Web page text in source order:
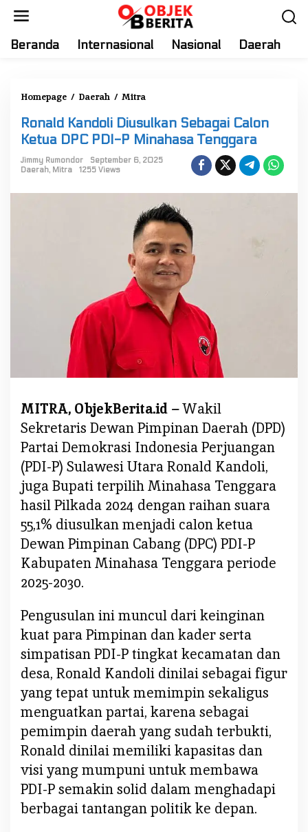
Beranda Internasional Nasional Daerah
Homepage / Daerah / Mitra
n
a
l
K
a
n
d
o
l
i
D
i
u
a
n
S
e
a
g
a
i
n
K
e
t
a
D
P
C
D
I
-
Ronald Kandoli Diusulkan Sebagai Calon
Ketua DPC PDI-P Minahasa Tenggara
Jimmy Rumondor
September 6, 2025
Daerah, Mitra 1255 Views
MITRA, ObjekBerita.id –Wakil
Sekretaris Dewan Pimpinan Daerah (DPD)
Partai Demokrasi Indonesia Perjuangan
(PDI-P) Sulawesi Utara Ronald Kandoli,
juga Bupati terpilih Minahasa Tenggara
hasil Pilkada 2024 dengan raihan suara
55,1% diusulkan menjadi calon ketua
Dewan Pimpinan Cabang (DPC) PDI-P
Kabupaten Minahasa Tenggara periode
2025-2030.
Pengusulan ini muncul dari keinginan
kuat para Pimpinan dan kader serta
simpatisan PDI-P tingkat kecamatan dan
desa, Ronald Kandoli dinilai sebagai figur
yang tepat untuk memimpin sekaligus
menguatkan partai, karena sebagai
pemimpin daerah yang sudah terbukti,
Ronald dinilai memiliki kapasitas dan
visi yang mumpuni untuk membawa
PDI-P semakin solid dalam menghadapi
berbagai tantangan politik ke depan.